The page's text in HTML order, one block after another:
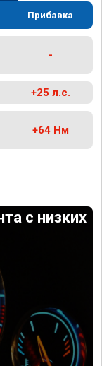
Прибавка
-
+25 л.с.
+64 Нм
с низких